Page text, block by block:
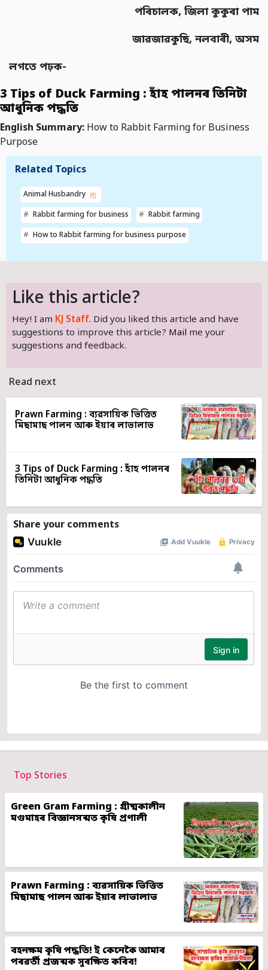
পৰিচালক, জিলা কুকুৰা পাম
জাৱজাৱকুছি, নলবাৰী, অসম
লগতে পঢ়ক-
3 Tips of Duck Farming : হাঁহ পালনৰ তিনিটা
আধুনিক পদ্ধতি
English Summary: How to Rabbit Farming for Business
Purpose
Related Topics
Animal Husbandry
Rabbit farming for business Rabbit farming
How to Rabbit farming for business purpose
Like this article?
Hey! I am KJ Staff. Did you liked this article and have
suggestions to improve this article? Mail me your
suggestions and feedback.
Read next
Prawn Farming : ব্যৱসায়িক ভিত্তিত
মিছামাছ পালন আৰু ইয়াৰ লাভালাভ
3 Tips of Duck Farming : হাঁহ পালনৰ
তিনিটা আধুনিক পদ্ধতি
Share your comments
Top Stories
Green Gram Farming : গ্ৰীষ্মকালীন
মগুমাহৰ বিজ্ঞানসন্মত কৃষি প্ৰণালী
Prawn Farming : ব্যৱসায়িক ভিত্তিত
মিছামাছ পালন আৰু ইয়াৰ লাভালাভ
বহনক্ষম কৃষি পদ্ধতি! ই কেনেকৈ আমাৰ
পৰৱৰ্তী প্ৰজন্মক সুৰক্ষিত কৰিব!